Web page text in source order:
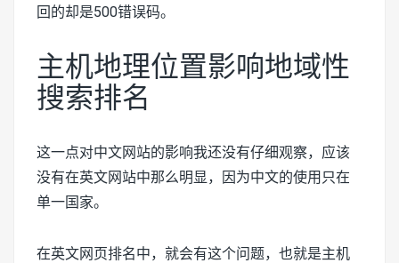
回的却是500错误码。
主机地理位置影响地域性
搜索排名
这一点对中文网站的影响我还没有仔细观察，应该
没有在英文网站中那么明显，因为中文的使用只在
单一国家。
在英文网页排名中，就会有这个问题，也就是主机